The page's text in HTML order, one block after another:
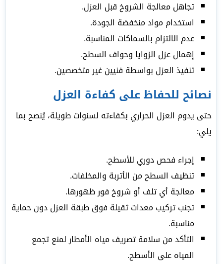
تجاهل معالجة الشروخ قبل العزل.
استخدام مواد منخفضة الجودة.
عدم الالتزام بالسماكات المناسبة.
إهمال عزل الزوايا وحواف السطح.
تنفيذ العزل بواسطة فنيين غير متخصصين.
نصائح للحفاظ على كفاءة العزل
حتى يدوم العزل الحراري بكفاءته لسنوات طويلة، يُنصح بما
يلي:
إجراء فحص دوري للأسطح.
تنظيف السطح من الأتربة والمخلفات.
معالجة أي تلف أو شروخ فور ظهورها.
تجنب تركيب معدات ثقيلة فوق طبقة العزل دون حماية
مناسبة.
التأكد من سلامة تصريف مياه الأمطار لمنع تجمع
المياه على الأسطح.